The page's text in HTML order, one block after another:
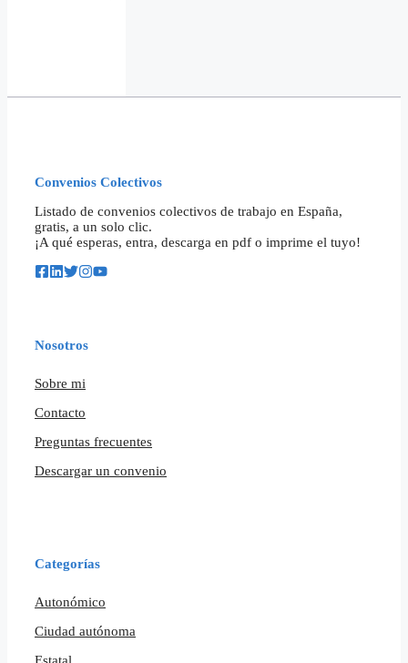
Convenios Colectivos
Listado de convenios colectivos de trabajo en España,
gratis, a un solo clic.
¡A qué esperas, entra, descarga en pdf o imprime el tuyo!
Nosotros
Sobre mi
Contacto
Preguntas frecuentes
Descargar un convenio
Categorías
Autonómico
Ciudad autónoma